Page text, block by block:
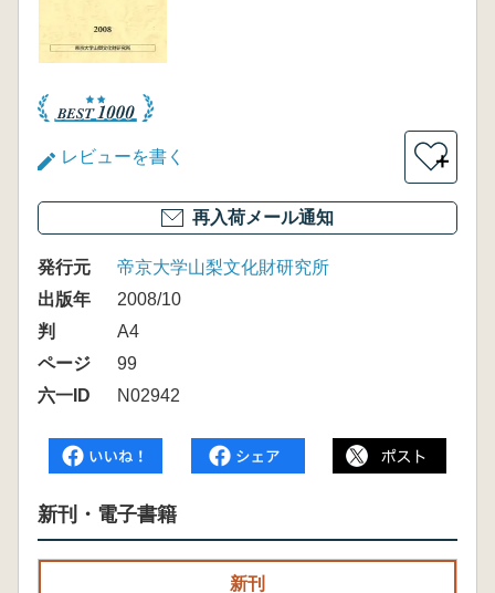
レビューを書く ＋
再入荷メール通知
発行元
帝京大学山梨文化財研究所
出版年
2008/10
判
A4
ページ
99
六一ID
N02942
新刊・電子書籍
新刊